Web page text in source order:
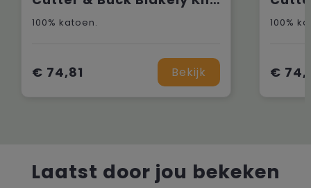
100% katoen.
€ 74,81 Bekijk
100%
€
Laatst door jou bekeken